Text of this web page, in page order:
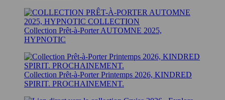
Collection Prêt-à-Porter AUTOMNE 2025,
HYPNOTIC
Collection Prêt-à-Porter Printemps 2026, KINDRED
SPIRIT. PROCHAINEMENT.